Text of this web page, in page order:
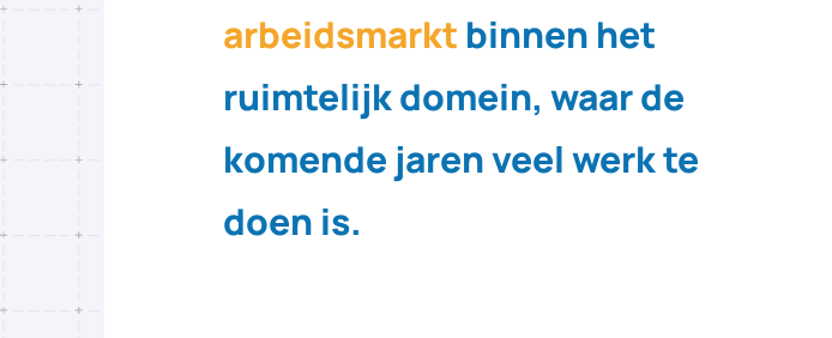
arbeidsmarkt binnen het
ruimtelijk domein, waar de
komende jaren veel werk te
doen is.